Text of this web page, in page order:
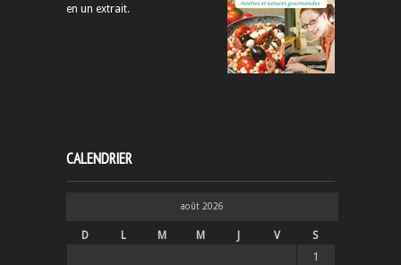
en un extrait.
CALENDRIER
août 2026
D L M M J V
S
1